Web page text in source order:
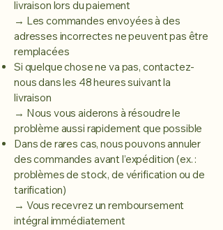
livraison lors du paiement
→ Les commandes envoyées à des
adresses incorrectes ne peuvent pas être
remplacées
Si quelque chose ne va pas, contactez-
nous dans les 48 heures suivant la
livraison
→ Nous vous aiderons à résoudre le
problème aussi rapidement que possible
Dans de rares cas, nous pouvons annuler
des commandes avant l’expédition (ex. :
problèmes de stock, de vérification ou de
tarification)
→ Vous recevrez un remboursement
intégral immédiatement